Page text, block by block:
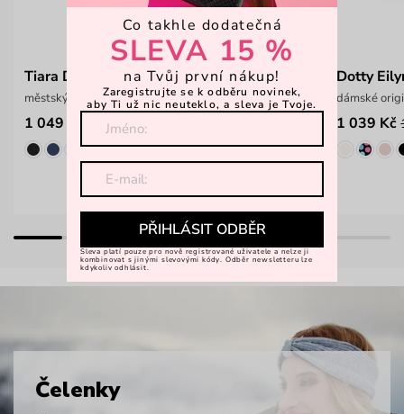
Tiara Diamond Grey
městský prostorný batoh na zip
1 049 Kč 1 499 Kč
Dotty
dámské
1 039 Kč
Čelenky
Co takhle dodatečná
SLEVA 15 %
na Tvůj první nákup!
Zaregistrujte se k odběru novinek,
aby Ti už nic neuteklo, a sleva je Tvoje.
PŘIHLÁSIT ODBĚR
Sleva platí pouze pro nově registrované uživatele a nelze ji
kombinovat s jinými slevovými kódy. Odběr newsletteru lze
kdykoliv odhlásit.